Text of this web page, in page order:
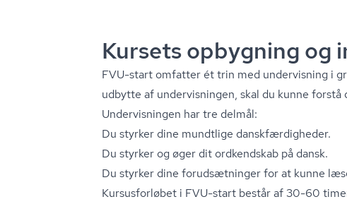
Kursets opbygning og
FVU-start omfatter ét trin med undervisning i
udbytte af undervisningen, skal du kunne forstå
Undervisningen har tre delmål:
Du styrker dine mundtlige dansk­fær­dig­he­der.
Du styrker og øger dit ordkendskab på dansk.
Du styrker dine forudsætninger for at kunne
Kursusforløbet i FVU-start består af 30-60